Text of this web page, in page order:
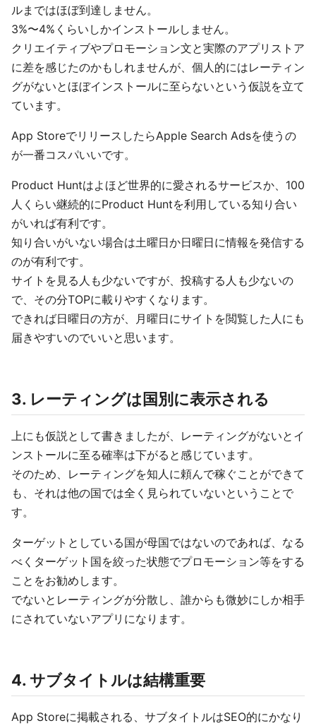
ルまではほぼ到達しません。
3%〜4%くらいしかインストールしません。
クリエイティブやプロモーション文と実際のアプリストア
に差を感じたのかもしれませんが、個人的にはレーティン
グがないとほぼインストールに至らないという仮説を立て
ています。
App StoreでリリースしたらApple Search Adsを使うの
が一番コスパいいです。
Product Huntはよほど世界的に愛されるサービスか、100
人くらい継続的にProduct Huntを利用している知り合い
がいれば有利です。
知り合いがいない場合は土曜日か日曜日に情報を発信する
のが有利です。
サイトを見る人も少ないですが、投稿する人も少ないの
で、その分TOPに載りやすくなります。
できれば日曜日の方が、月曜日にサイトを閲覧した人にも
届きやすいのでいいと思います。
3. レーティングは国別に表示される
上にも仮説として書きましたが、レーティングがないとイ
ンストールに至る確率は下がると感じています。
そのため、レーティングを知人に頼んで稼ぐことができて
も、それは他の国では全く見られていないということで
す。
ターゲットとしている国が母国ではないのであれば、なる
べくターゲット国を絞った状態でプロモーション等をする
ことをお勧めします。
でないとレーティングが分散し、誰からも微妙にしか相手
にされていないアプリになります。
4. サブタイトルは結構重要
App Storeに掲載される、サブタイトルはSEO的にかなり